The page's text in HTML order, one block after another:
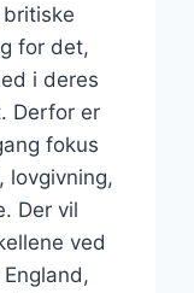
for det,
i deres
Derfor er
fokus
lovgivning,
Der vil
ved